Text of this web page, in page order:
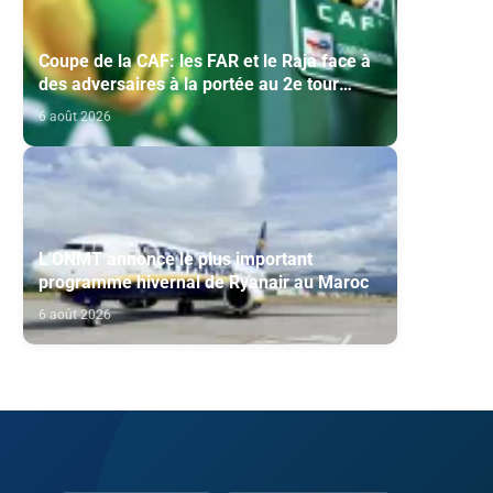
Coupe de la CAF: les FAR et le Raja face à
des adversaires à la portée au 2e tour
préliminaire
6 août 2026
L'ONMT annonce le plus important
programme hivernal de Ryanair au Maroc
6 août 2026